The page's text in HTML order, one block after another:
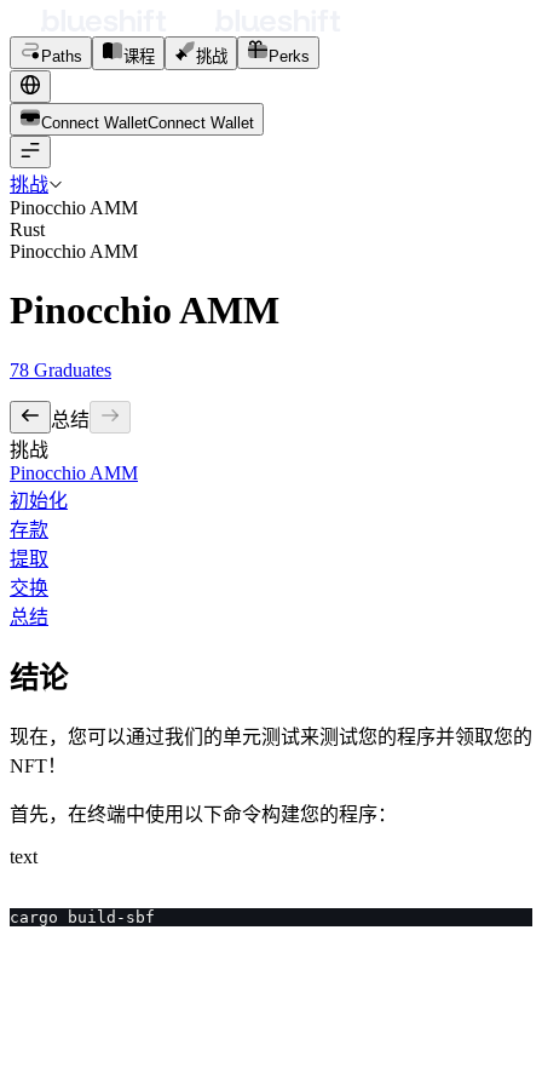
Paths 课程 挑战 Perks
Connect WalletConnect Wal et
挑战
Pinocchio AMM
Rust
Pinocchio AMM
Pinocchio AMM
78 Graduates
总结
挑战
Pinocchio AMM
初始化
存款
提取
交换
总结
结论
现在，您可以通过我们的单元测试来测试您的程序并领取您的
NFT！
首先，在终端中使用以下命令构建您的程序：
text
cargo build-sbf